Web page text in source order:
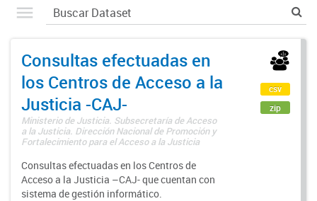
Consultas efectuadas en
los Centros de Acceso a la
Justicia -CAJ-
Ministerio de Justicia. Subsecretaría de Acceso
a la Justicia. Dirección Nacional de Promoción y
Fortalecimiento para el Acceso a la Justicia
Consultas efectuadas en los Centros de
Acceso a la Justicia –CAJ- que cuentan con
sistema de gestión informático.
csv
zip